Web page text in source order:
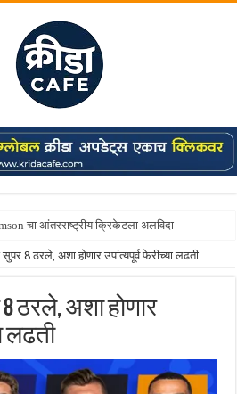
चा आंतरराष्ट्रीय क्रिकेटला अलविदा
8 ठरले, अशा होणार उपांत्यपूर्व फेरीच्या लढती
8 ठरले, अशा होणार
लढती